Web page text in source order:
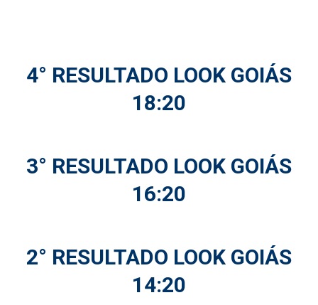
4° RESULTADO LOOK GOIÁS
18:20
3° RESULTADO LOOK GOIÁS
16:20
2° RESULTADO LOOK GOIÁS
14:20